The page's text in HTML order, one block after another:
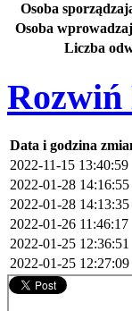
Osoba
Osoba
Liczba
Rozwiń
Data i godzina
2022-11-15 13:40:59
2022-01-28 14:16:55
2022-01-28 14:13:35
2022-01-26 11:46:17
2022-01-25 12:36:51
2022-01-25 12:27:09